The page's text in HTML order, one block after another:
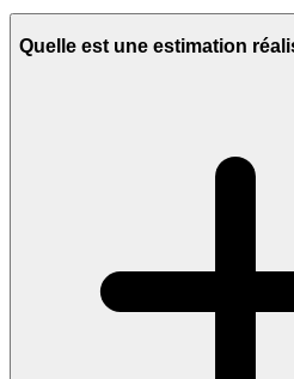
Quelle est une estimation